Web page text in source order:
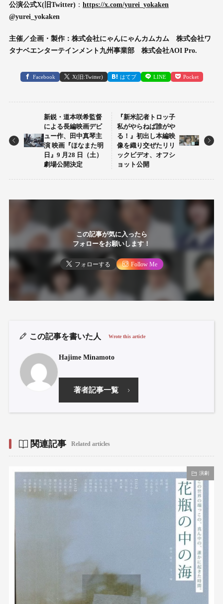
公演公式X(旧Twitter) ： https://x.com/yurei_yokaken
@yurei_yokaken
主催／企画・製作：株式会社にゃんにゃんカムカム 株式会社ワ
タナベエンターテインメント九州事業部 株式会社AOI Pro.
Facebook X(旧:Twitter) はてブ LINE Pocket
新鋭・道本咲希監督
による長編映画デビ
ュー作、田中真琴主
演 映画『ほなまた明
日』9 月28 日（土）
劇場公開決定
『新米記者トロッ子
私がやらねば誰がや
る！』初出し本編映
像を織り交ぜたリリ
ックビデオ、オフシ
ョット公開
この記事が気に入ったら
フォローをお願いします！
フォローする Follow Me
この記事を書いた人 Wrote this article
Hajime Minamoto
著者記事一覧
関連記事 Related articles
演劇